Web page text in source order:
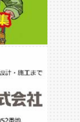
ンピアン・パラリンピ